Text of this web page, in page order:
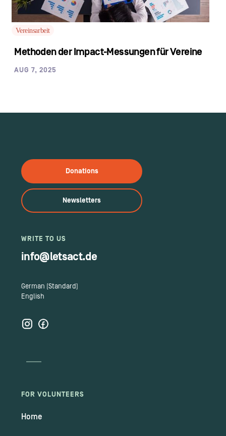
Vereinsarbeit
Methoden der Impact-Messungen für Vereine
AUG 7, 2025
Donations
Newsletters
WRITE TO US
info@letsact.de
German (Standard)
English
FOR VOLUNTEERS
Home